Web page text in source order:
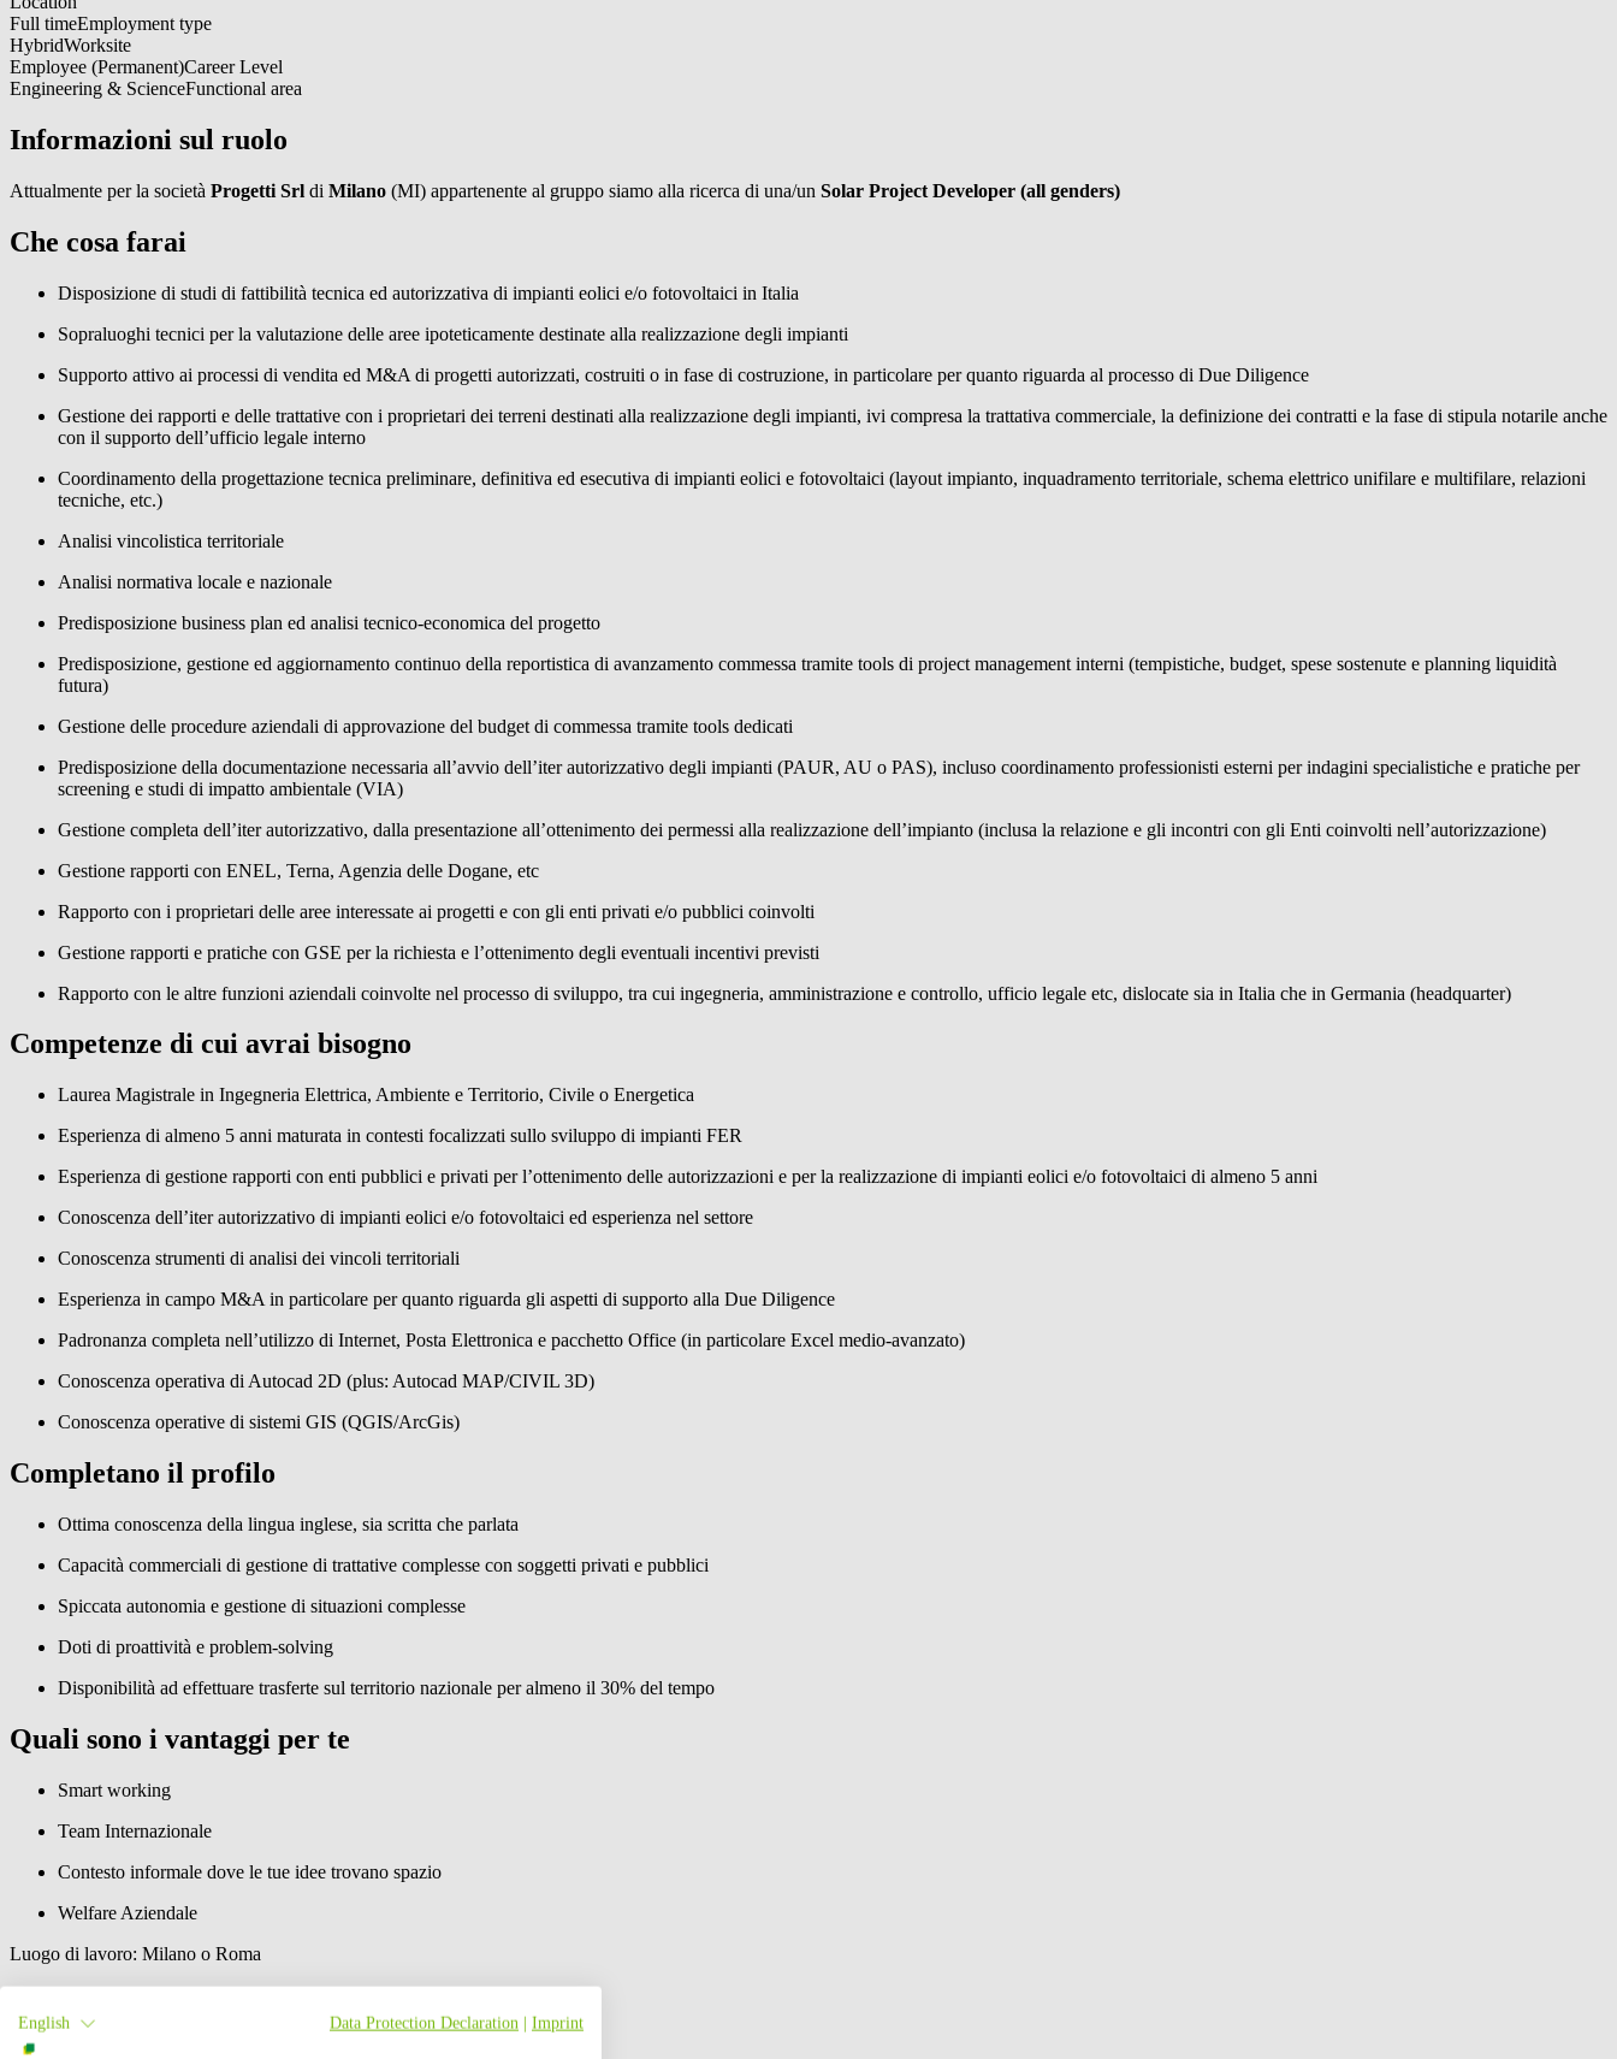
Full timeEmployment type
HybridWorksite
Employee (Permanent)Career Level
Engineering & ScienceFunctional area
Informazioni sul ruolo
Attualmente per la società Progetti Srl di Milano (MI) appartenente al gruppo siamo alla ricerca di una/un Solar Project Developer (all genders)
Che cosa farai
Disposizione di studi di fattibilità tecnica ed autorizzativa di impianti eolici e/o fotovoltaici in Italia
Sopraluoghi tecnici per la valutazione delle aree ipoteticamente destinate alla realizzazione degli impianti
Supporto attivo ai processi di vendita ed M&A di progetti autorizzati, costruiti o in fase di costruzione, in particolare per quanto riguarda al processo di Due Diligence
Gestione dei rapporti e delle trattative con i proprietari dei terreni destinati alla realizzazione degli impianti, ivi compresa la trattativa commerciale, la definizione dei contratti e la fase di stipula notarile anche
con il supporto dell’ufficio legale interno
Coordinamento della progettazione tecnica preliminare, definitiva ed esecutiva di impianti eolici e fotovoltaici (layout impianto, inquadramento territoriale, schema elettrico unifilare e multifilare, relazioni
tecniche, etc.)
Analisi vincolistica territoriale
Analisi normativa locale e nazionale
Predisposizione business plan ed analisi tecnico-economica del progetto
Predisposizione, gestione ed aggiornamento continuo della reportistica di avanzamento commessa tramite tools di project management interni (tempistiche, budget, spese sostenute e planning liquidità
futura)
Gestione delle procedure aziendali di approvazione del budget di commessa tramite tools dedicati
Predisposizione della documentazione necessaria all’avvio dell’iter autorizzativo degli impianti (PAUR, AU o PAS), incluso coordinamento professionisti esterni per indagini specialistiche e pratiche per
screening e studi di impatto ambientale (VIA)
Gestione completa dell’iter autorizzativo, dalla presentazione all’ottenimento dei permessi alla realizzazione dell’impianto (inclusa la relazione e gli incontri con gli Enti coinvolti nell’autorizzazione)
Gestione rapporti con ENEL, Terna, Agenzia delle Dogane, etc
Rapporto con i proprietari delle aree interessate ai progetti e con gli enti privati e/o pubblici coinvolti
Gestione rapporti e pratiche con GSE per la richiesta e l’ottenimento degli eventuali incentivi previsti
Rapporto con le altre funzioni aziendali coinvolte nel processo di sviluppo, tra cui ingegneria, amministrazione e controllo, ufficio legale etc, dislocate sia in Italia che in Germania (headquarter)
Competenze di cui avrai bisogno
Laurea Magistrale in Ingegneria Elettrica, Ambiente e Territorio, Civile o Energetica
Esperienza di almeno 5 anni maturata in contesti focalizzati sullo sviluppo di impianti FER
Esperienza di gestione rapporti con enti pubblici e privati per l’ottenimento delle autorizzazioni e per la realizzazione di impianti eolici e/o fotovoltaici di almeno 5 anni
Conoscenza dell’iter autorizzativo di impianti eolici e/o fotovoltaici ed esperienza nel settore
Conoscenza strumenti di analisi dei vincoli territoriali
Esperienza in campo M&A in particolare per quanto riguarda gli aspetti di supporto alla Due Diligence
Padronanza completa nell’utilizzo di Internet, Posta Elettronica e pacchetto Office (in particolare Excel medio-avanzato)
Conoscenza operativa di Autocad 2D (plus: Autocad MAP/CIVIL 3D)
Conoscenza operative di sistemi GIS (QGIS/ArcGis)
Completano il profilo
Ottima conoscenza della lingua inglese, sia scritta che parlata
Capacità commerciali di gestione di trattative complesse con soggetti privati e pubblici
Spiccata autonomia e gestione di situazioni complesse
Doti di proattività e problem-solving
Disponibilità ad effettuare trasferte sul territorio nazionale per almeno il 30% del tempo
Quali sono i vantaggi per te
Smart working
Team Internazionale
Contesto informale dove le tue idee trovano spazio
Welfare Aziendale
Luogo di lavoro: Milano o Roma
Package Retributivo: CCNL Commercio, RAL massima indicativa 45.000 €
English Data Protection Declaration Imprint